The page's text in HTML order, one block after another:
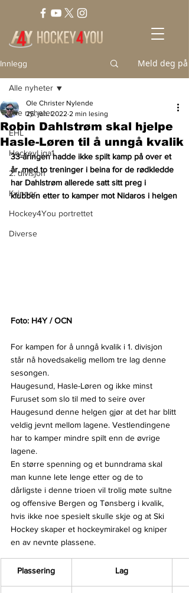
Innlegg Meld deg på
Alle nyheter
EHL
HockeyLiga1
2. divisjon
Kvinner
Hockey4You portrettet
Diverse
Alle nyheter
Robin Dahlstrøm skal hjelpe
Hasle-Løren til å unngå kvalik
Ole Christer Nylende
25. jan. 2022 2 min lesing
33-åringen hadde ikke spilt kamp på over et
år, med to treninger i beina for de rødkledde
har Dahlstrøm allerede satt sitt preg i
klubben etter to kamper mot Nidaros i helgen
Foto: H4Y / OCN
For kampen for å unngå kvalik i 1. divisjon
står nå hovedsakelig mellom tre lag denne
sesongen.
Haugesund, Hasle-Løren og ikke minst
Furuset som slo til med to seire over
Haugesund denne helgen gjør at det har blitt
veldig jevnt mellom lagene. Vestlendingene
har to kamper mindre spilt enn de øvrige
lagene.
En større spenning og et bunndrama skal
man kunne lete lenge etter og de to
dårligste i denne trioen vil trolig møte sultne
og offensive Bergen og Tønsberg i kvalik,
hvis ikke noe spesielt skulle skje og at Ski
Hockey skaper et hockeymirakel og kniper
en av nevnte plassene.
Plassering Lag